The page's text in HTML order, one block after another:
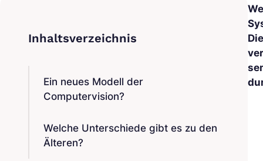
Ein neues Modell der
Computervision?
Welche Unterschiede gibt es zu den
Älteren?